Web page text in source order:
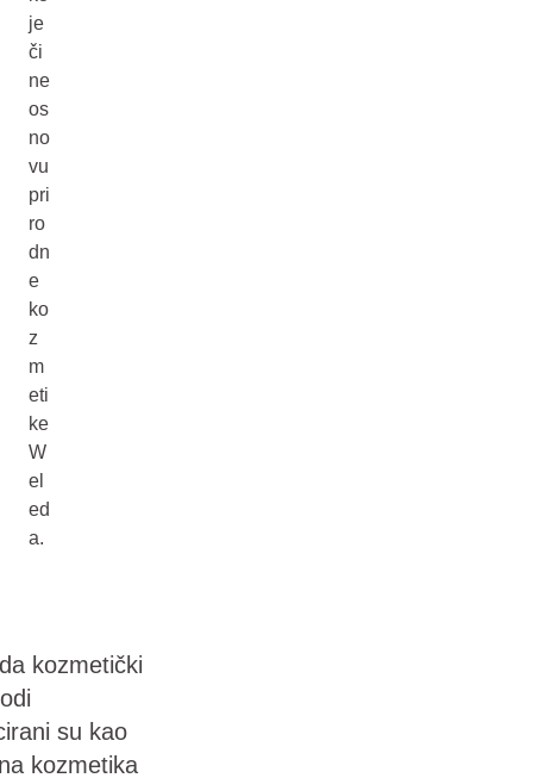
je
či
ne
os
no
vu
pri
ro
dn
e
ko
z
m
eti
ke
W
el
ed
a.
kozmetički
su kao
kozmetika